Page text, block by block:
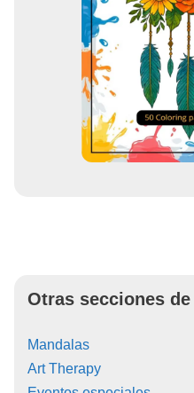
Otras secciones
Mandalas
Art Therapy